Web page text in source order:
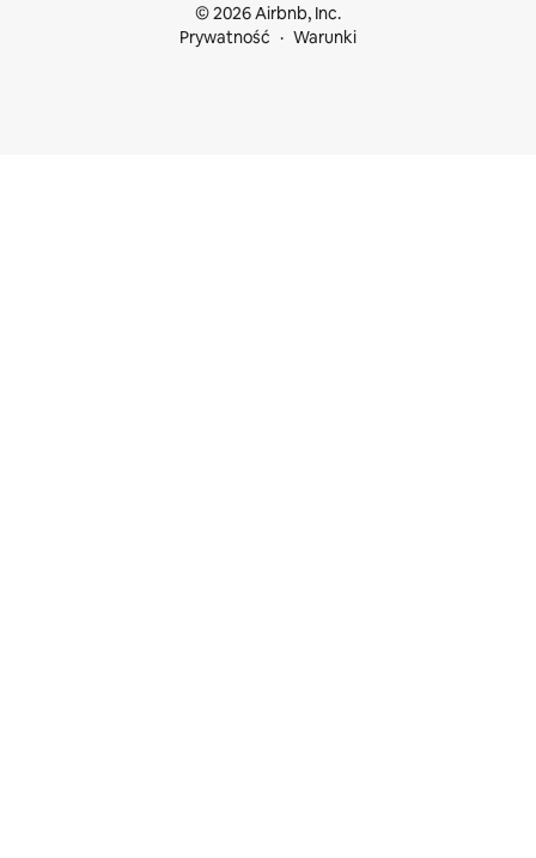
© 2026 Airbnb, Inc.
Prywatność
Warunki